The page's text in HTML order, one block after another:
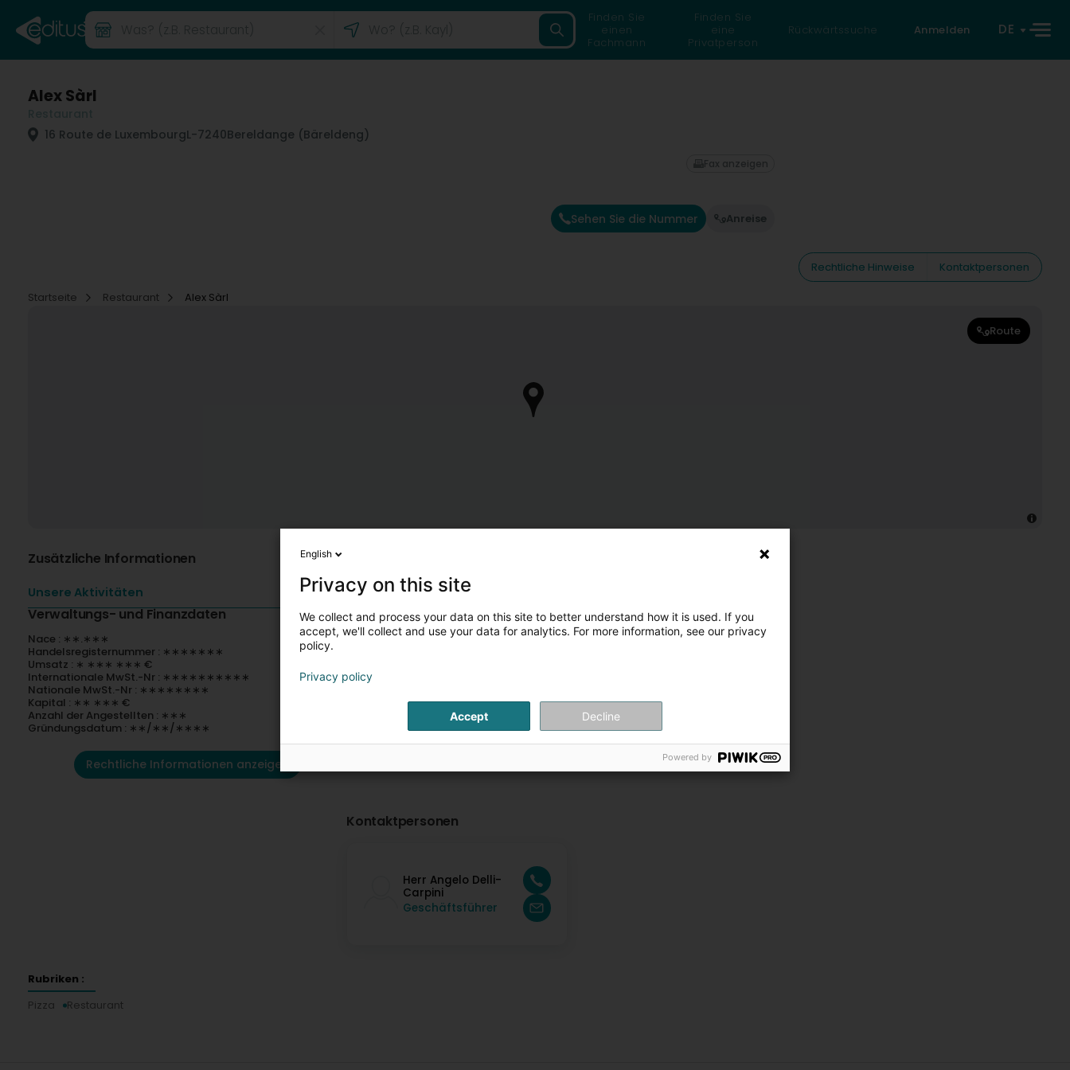
Finden Sie
einen
Fachmann
Finden Sie
eine
Privatperson
Rückwärtssuche Anmelden DE
Alex Sàrl
16 Route de LuxembourgL-7240Bereldange (Bäreldeng)
Sehen Sie die Nummer Anreise
Fax anzeigen
Rechtliche Hinweise
Kontaktpersonen
Startseite
Restaurant Alex Sàrl
Route
Zusätzliche Informationen
Unsere Aktivitäten
Verwaltungs- und Finanzdaten
Nace : ∗∗.∗∗∗
Handelsregisternummer : ∗∗∗∗∗∗∗
Umsatz : ∗ ∗∗∗ ∗∗∗ €
Internationale MwSt.-Nr : ∗∗∗∗∗∗∗∗∗∗
Nationale MwSt.-Nr : ∗∗∗∗∗∗∗∗
Kapital : ∗∗ ∗∗∗ €
Anzahl der Angestellten : ∗∗∗
Gründungsdatum : ∗∗/∗∗/∗∗∗∗
Rechtliche Informationen anzeigen
Kontaktpersonen
Herr Angelo Delli-
Carpini
Geschäftsführer
Rubriken :
Pizza
Restaurant
English
Privacy on this site
We collect and process your data on this site to better understand how it is used. If you
accept, we'll collect and use your data for analytics. For more information, see our privacy
policy.
Privacy policy
Accept Decline
Powered by